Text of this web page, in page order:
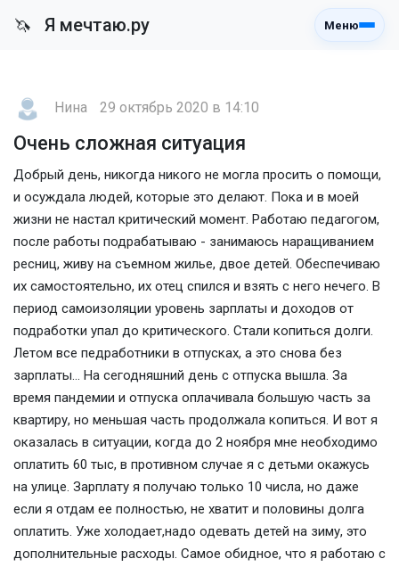
🦄 Я мечтаю.ру Меню
Нина 29 октябрь 2020 в 14:10
Очень сложная ситуация
Добрый день, никогда никого не могла просить о помощи,
и осуждала людей, которые это делают. Пока и в моей
жизни не настал критический момент. Работаю педагогом,
после работы подрабатываю - занимаюсь наращиванием
ресниц, живу на съемном жилье, двое детей. Обеспечиваю
их самостоятельно, их отец спился и взять с него нечего. В
период самоизоляции уровень зарплаты и доходов от
подработки упал до критического. Стали копиться долги.
Летом все педработники в отпусках, а это снова без
зарплаты... На сегодняшний день с отпуска вышла. За
время пандемии и отпуска оплачивала большую часть за
квартиру, но меньшая часть продолжала копиться. И вот я
оказалась в ситуации, когда до 2 ноября мне необходимо
оплатить 60 тыс, в противном случае я с детьми окажусь
на улице. Зарплату я получаю только 10 числа, но даже
если я отдам ее полностью, не хватит и половины долга
оплатить. Уже холодает,надо одевать детей на зиму, это
дополнительные расходы. Самое обидное, что я работаю с